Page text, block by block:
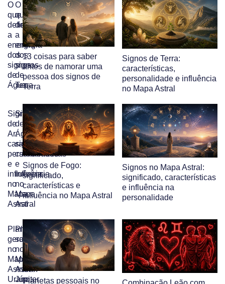
O
que
define
a
energia
dos
signos
de
Água
O
que
define
a
energia
dos
signos
de
Terra
13 coisas para saber
antes de namorar uma
pessoa dos signos de
Terra
Signos de Terra:
características,
personalidade e influência
no Mapa Astral
Signos
de
Ar:
características,
personalidade
e
influência
no
Mapa
Astral
Signos
de
Água:
significado,
características
e
influência
no
Mapa
Astral
Signos de Fogo:
significado,
características e
influência no Mapa Astral
Signos no Mapa Astral:
significado, características
e influência na
personalidade
Planetas
geracionais
no
Mapa
Astral:
Urano,
Planetas
sociais
no
Mapa
Astral:
Júpiter
Planetas pessoais no